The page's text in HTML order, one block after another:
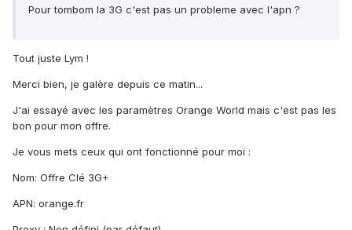
Pour tombom la 3G c'est pas un probleme avec l'apn ?
Tout juste Lym !
Merci bien, je galère depuis ce matin...
J'ai essayé avec les paramètres Orange World mais c'est pas les
bon pour mon offre.
Je vous mets ceux qui ont fonctionné pour moi :
Nom: Offre Clé 3G+
APN: orange.fr